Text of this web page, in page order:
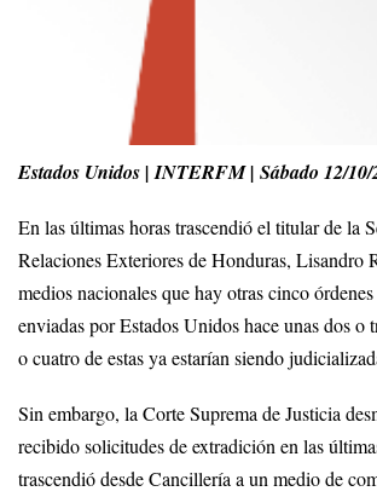
Estados Unidos | INTERFM | Sábado 12/10/
En las últimas horas trascendió el titular de la
Relaciones Exteriores de Honduras, Lisandro
medios nacionales que hay otras cinco
enviadas por Estados Unidos hace unas dos o
o cuatro de estas ya estarían siendo
Sin embargo, la Corte Suprema de Justicia
recibido solicitudes de extradición en las
trascendió desde Cancillería a un medio de